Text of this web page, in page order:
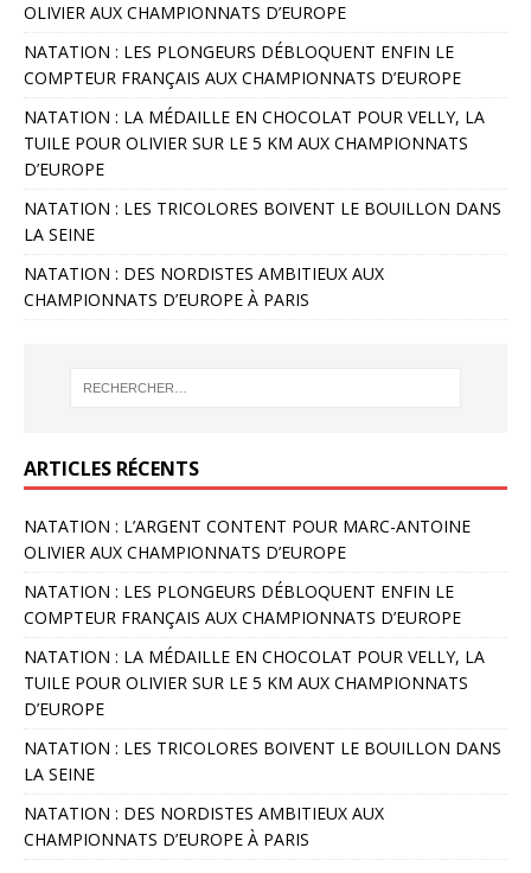
OLIVIER AUX CHAMPIONNATS D’EUROPE
NATATION : LES PLONGEURS DÉBLOQUENT ENFIN LE
COMPTEUR FRANÇAIS AUX CHAMPIONNATS D’EUROPE
NATATION : LA MÉDAILLE EN CHOCOLAT POUR VELLY, LA
TUILE POUR OLIVIER SUR LE 5 KM AUX CHAMPIONNATS
D’EUROPE
NATATION : LES TRICOLORES BOIVENT LE BOUILLON DANS
LA SEINE
NATATION : DES NORDISTES AMBITIEUX AUX
CHAMPIONNATS D’EUROPE À PARIS
ARTICLES RÉCENTS
NATATION : L’ARGENT CONTENT POUR MARC-ANTOINE
OLIVIER AUX CHAMPIONNATS D’EUROPE
NATATION : LES PLONGEURS DÉBLOQUENT ENFIN LE
COMPTEUR FRANÇAIS AUX CHAMPIONNATS D’EUROPE
NATATION : LA MÉDAILLE EN CHOCOLAT POUR VELLY, LA
TUILE POUR OLIVIER SUR LE 5 KM AUX CHAMPIONNATS
D’EUROPE
NATATION : LES TRICOLORES BOIVENT LE BOUILLON DANS
LA SEINE
NATATION : DES NORDISTES AMBITIEUX AUX
CHAMPIONNATS D’EUROPE À PARIS